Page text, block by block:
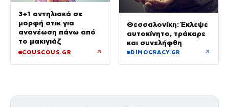
3+1 αντηλιακά σε
μορφή στικ για
ανανέωση πάνω από
το μακιγιάζ
COUSCOUS.GR ↗
Θεσσαλονίκη: Έκλεψε
αυτοκίνητο, τράκαρε
και συνελήφθη
DIMOCRACY.GR ↗